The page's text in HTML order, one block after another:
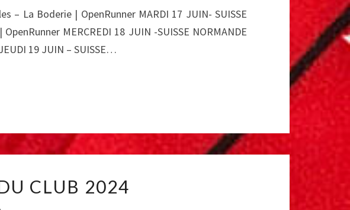
– La Boderie | OpenRunner MARDI 17 JUIN- SUISSE
MERCREDI 18 JUIN -SUISSE NORMANDE
19 JUIN – SUISSE…
CLUB 2024